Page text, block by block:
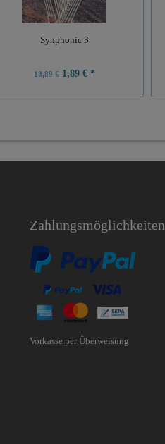
Synphonic 3
18,89 €1,89 € *
Zahlungsmöglichkeiten
Vorkasse per Überweisung